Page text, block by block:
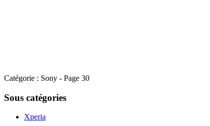
Catégorie : Sony - Page 30
Sous catégories
Xperia